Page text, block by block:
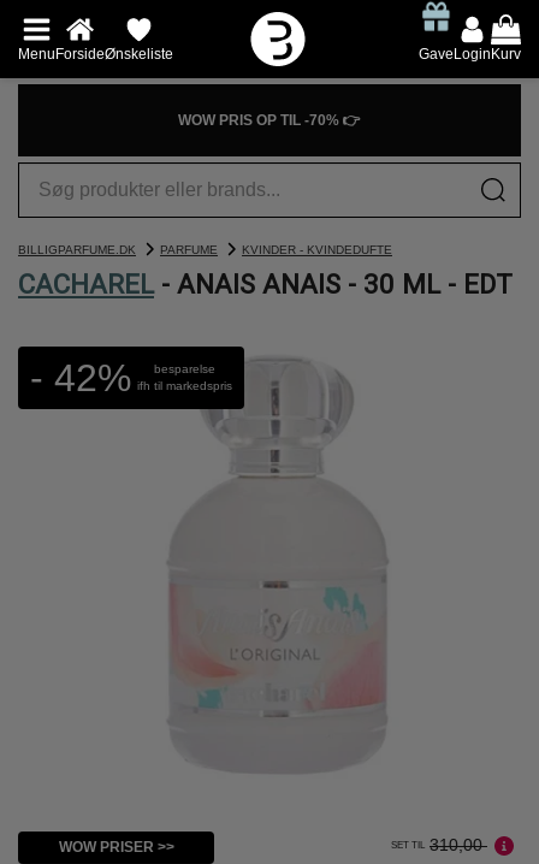
MenuForsideØnskeliste GaveLoginKurv
WOW PRIS OP TIL -70% 👉
BILLIGPARFUME.DK PARFUME KVINDER - KVINDEDUFTE
CACHAREL- ANAIS ANAIS - 30 ML - EDT
- 42%
besparelse
ifh til markedspris
WOW PRISER >> SET TIL 310,00